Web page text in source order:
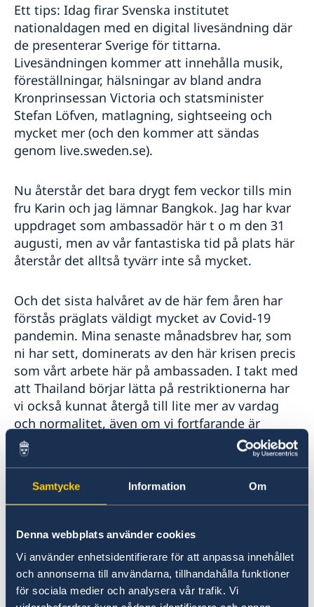
Samtycke Information Om
Denna webbplats använder cookies
Vi använder enhetsidentifierare för att anpassa innehållet
och annonserna till användarna, tillhandahålla funktioner
för sociala medier och analysera vår trafik. Vi
Ett tips: Idag firar Svenska institutet
nationaldagen med en digital livesändning där
de presenterar Sverige för tittarna.
Livesändningen kommer att innehålla musik,
föreställningar, hälsningar av bland andra
Kronprinsessan Victoria och statsminister
Stefan Löfven, matlagning, sightseeing och
mycket mer (och den kommer att sändas
genom live.sweden.se).
Nu återstår det bara drygt fem veckor tills min
fru Karin och jag lämnar Bangkok. Jag har kvar
uppdraget som ambassadör här t o m den 31
augusti, men av vår fantastiska tid på plats här
återstår det alltså tyvärr inte så mycket.
Och det sista halvåret av de här fem åren har
förstås präglats väldigt mycket av Covid-19
pandemin. Mina senaste månadsbrev har, som
ni har sett, dominerats av den här krisen precis
som vårt arbete här på ambassaden. I takt med
att Thailand börjar lätta på restriktionerna har
vi också kunnat återgå till lite mer av vardag
och normalitet, även om vi fortfarande är
väldigt noga med säkerheten.
Sen är det viktigt att minnas att krisen ju inte
på något sätt är över. Många thailändare har
konsekvenserna av pandemin, och de finns
fortfarande kvar. De kommer att vara kännbara
under lång tid. Och restriktionerna för inresor
har ju fortfarande inte hävts. Resandet och
turismen kommer att vara påverkade länge än.